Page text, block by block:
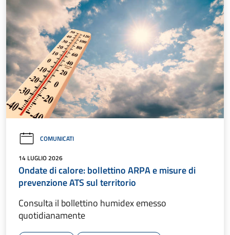
COMUNICATI
14 LUGLIO 2026
Ondate di calore: bollettino ARPA e misure di
prevenzione ATS sul territorio
Consulta il bollettino humidex emesso
quotidianamente